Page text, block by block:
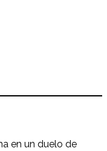
en un duelo de